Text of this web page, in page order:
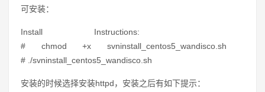
可安装：
Install Instructions:
# chmod +x svninstall_centos5_wandisco.sh
# ./svninstall_centos5_wandisco.sh
安装的时候选择安装httpd，安装之后有如下提示：